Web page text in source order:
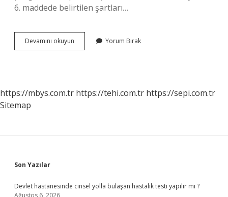
6. maddede belirtilen şartları…
Devamını okuyun Profesyonel
Boks
Yorum Bırak
https://mbys.com.tr https://tehi.com.tr https://sepi.com.tr
Sitemap
Sidebar
Son Yazılar
Devlet hastanesinde cinsel yolla bulaşan hastalık testi yapılır mı ?
Ağustos 6, 2026